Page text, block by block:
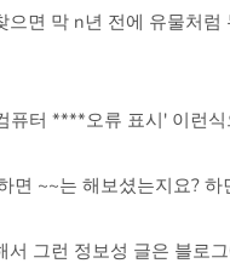
면 막 n년 전에 유물처
퓨터 ****오류 표시' 이런
면 ~~는 해보셨는지요?
그런 정보성 글은 블로